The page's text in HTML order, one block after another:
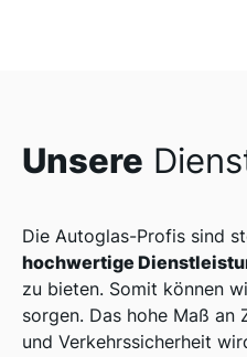
Unsere
Die Autoglas-Profis sind
hochwertige
zu bieten. Somit können
sorgen. Das hohe Maß an
und Verkehrssicherheit